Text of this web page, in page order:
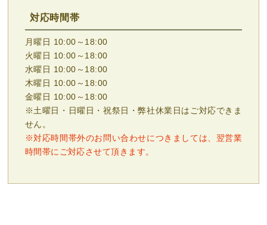
対応時間帯
月曜日 10:00～18:00
火曜日 10:00～18:00
水曜日 10:00～18:00
木曜日 10:00～18:00
金曜日 10:00～18:00
※土曜日・日曜日・祝祭日・弊社休業日はご対応できま
せん。
※対応時間帯外のお問い合わせにつきましては、翌営業
時間帯にご対応させて頂きます。